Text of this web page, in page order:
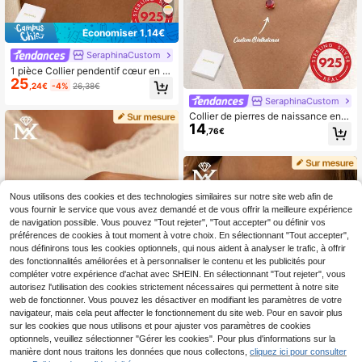
Économiser 1,14€
SeraphinaCustom
1 pièce Collier pendentif cœur en zi
rcone avec nom personnalisé en ar
gent 925, accessoire élégant et rom
pour la Saint-Valentin, l'anniversair
e, l'anniversaire de mariage, la remi
se des diplômes, Noël, en tant que c
adeau haut de gamme pour l'amour
eux et la mère
25 ,24€ -4% 26,38€
SeraphinaCustom
SeraphinaCustom
Collier de pierres de naissance en f
orme de larme en argent sterling 92
5, personnalisable. Bijou personnali
la fête des mères, la Saint-Valentin,
l'anniversaire, l'anniversaire de mari
age, la remise des diplômes, Noël et
autres occasions. Un choix exquis à
offrir à votre être cher ou à votre mè
re.
14,76€
1
Nous utilisons des cookies et des technologies similaires sur notre site web afin de
vous fournir le service que vous avez demandé et de vous offrir la meilleure expérience
de navigation possible. Vous pouvez "Tout rejeter", "Tout accepter" ou définir vos
préférences de cookies à tout moment à votre choix. En sélectionnant "Tout accepter",
nous définirons tous les cookies optionnels, qui nous aident à analyser le trafic, à offrir
des fonctionnalités améliorées et à personnaliser le contenu et les publicités pour
compléter votre expérience d'achat avec SHEIN. En sélectionnant "Tout rejeter", vous
autorisez l'utilisation des cookies strictement nécessaires qui permettent à notre site
web de fonctionner. Vous pouvez les désactiver en modifiant les paramètres de votre
navigateur, mais cela peut affecter le fonctionnement du site web. Pour en savoir plus
sur les cookies que nous utilisons et pour ajuster vos paramètres de cookies
optionnels, veuillez sélectionner "Gérer les cookies". Pour plus d'informations sur la
manière dont nous traitons les données que nous collectons, cliquez ici pour consulter